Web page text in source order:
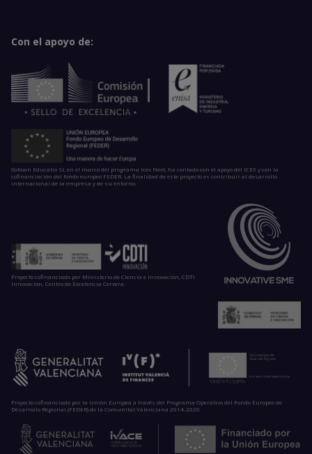
Con el apoyo de:
GoKoan Educatio SL en el marco del programa Icex Next, ha contado con el apoyo del ICEX y con la
cofinanciación del fondo europeo FEDER. La finalidad de este proyecto es contribuir al desarrollo
internacional de la empresa y de su entorno.
Proyecto cofinanciado por Ministerio de Ciencia e Innovación, CDTI
Innovación, Centro de Excelencia Cervera.
Proyecto cofinanciado por la Unión Europea a través del Programa Operativo del Fondo Europeo de
Desarrollo Regional (FEDER) de la Comunitat Valenciana 2014-2020